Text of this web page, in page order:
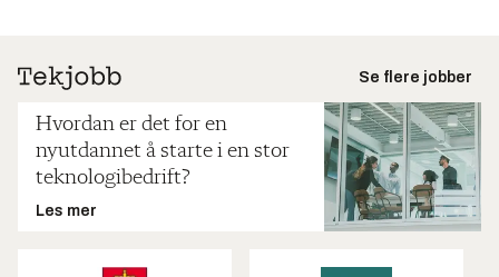
Se flere jobber
Hvordan er det for en
nyutdannet å starte i en stor
teknologibedrift?
Les mer